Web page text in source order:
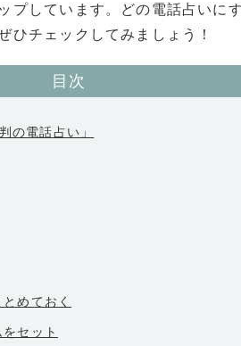
プしています。どの電話占いに
ひチェックしてみましょう！
目次
の電話占い」
めておく
セット